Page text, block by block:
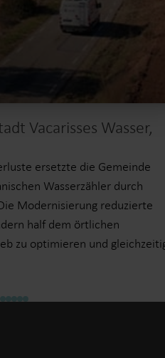
Vacarisses Wasser,
ersetzte die Gemeinde
Wasserzähler durch
Modernisierung reduzierte
half dem örtlichen
zu optimieren und